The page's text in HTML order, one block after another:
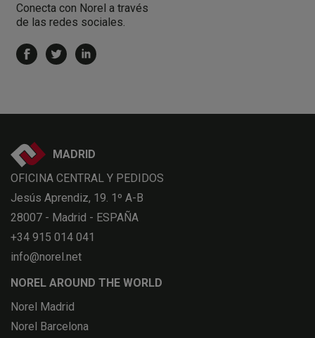
Conecta con Norel a través
de las redes sociales.
MADRID
OFICINA CENTRAL Y PEDIDOS
Jesús Aprendiz, 19. 1º A-B
28007 - Madrid - ESPAÑA
+34 915 014 041
info@norel.net
NOREL AROUND THE WORLD
Norel Madrid
Norel Barcelona